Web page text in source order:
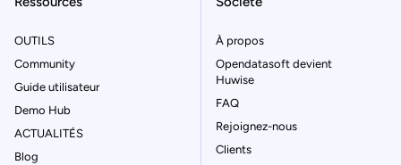
OUTILS
Community
Guide utilisateur
Demo Hub
ACTUALITÉS
Blog
À propos
Opendatasoft devient
Huwise
FAQ
Rejoignez-nous
Clients